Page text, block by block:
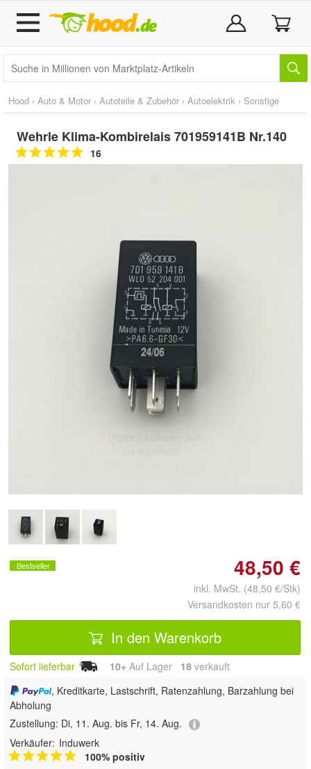
Hood › Auto & Motor › Autoteile & Zubehör › Autoelektrik › Sonstige
Wehrle Klima-Kombirelais 701959141B Nr.140
16
Bestseller 48,50 €
inkl. MwSt. (48,50 €/Stk)
Versandkosten nur 5,60 €
In den Warenkorb
Sofort lieferbar 10+ Auf Lager 18 verkauft
, Kreditkarte, Lastschrift, Ratenzahlung, Barzahlung bei
Abholung
Zustellung: Di, 11. Aug. bis Fr, 14. Aug.
Verkäufer: Induwerk
100% positiv